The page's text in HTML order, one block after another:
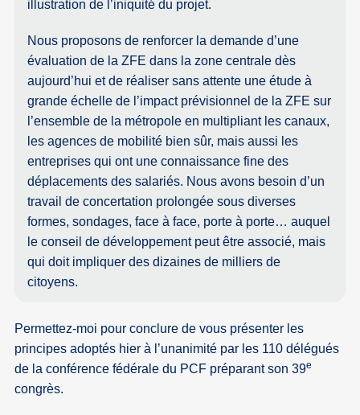
illustration de l’iniquité du projet.
Nous proposons de renforcer la demande d’une
évaluation de la ZFE dans la zone centrale dès
aujourd’hui et de réaliser sans attente une étude à
grande échelle de l’impact prévisionnel de la ZFE sur
l’ensemble de la métropole en multipliant les canaux,
les agences de mobilité bien sûr, mais aussi les
entreprises qui ont une connaissance fine des
déplacements des salariés. Nous avons besoin d’un
travail de concertation prolongée sous diverses
formes, sondages, face à face, porte à porte… auquel
le conseil de développement peut être associé, mais
qui doit impliquer des dizaines de milliers de
citoyens.
Permettez-moi pour conclure de vous présenter les
principes adoptés hier à l’unanimité par les 110 délégués
de la conférence fédérale du PCF préparant son 39e
congrès.